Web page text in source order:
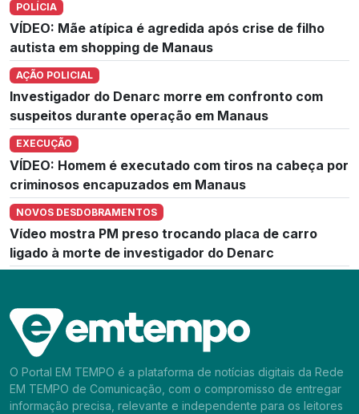
POLÍCIA
VÍDEO: Mãe atípica é agredida após crise de filho
autista em shopping de Manaus
AÇÃO POLICIAL
Investigador do Denarc morre em confronto com
suspeitos durante operação em Manaus
EXECUÇÃO
VÍDEO: Homem é executado com tiros na cabeça por
criminosos encapuzados em Manaus
NOVOS DESDOBRAMENTOS
Vídeo mostra PM preso trocando placa de carro
ligado à morte de investigador do Denarc
O Portal EM TEMPO é a plataforma de notícias digitais da Rede
EM TEMPO de Comunicação, com o compromisso de entregar
informação precisa, relevante e independente para os leitores